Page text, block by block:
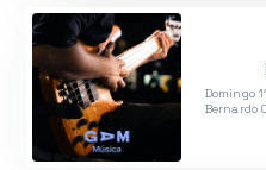
Domingo
Bernardo